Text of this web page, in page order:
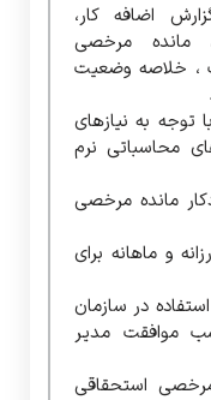
اضافه کار،
مانده مرخصی
، خلاصه وضعیت
توجه به نیازهای
محاسباتی نرم
مانده مرخصی
و ماهانه برای
در سازمان
موافقت مدیر
استحقاقی